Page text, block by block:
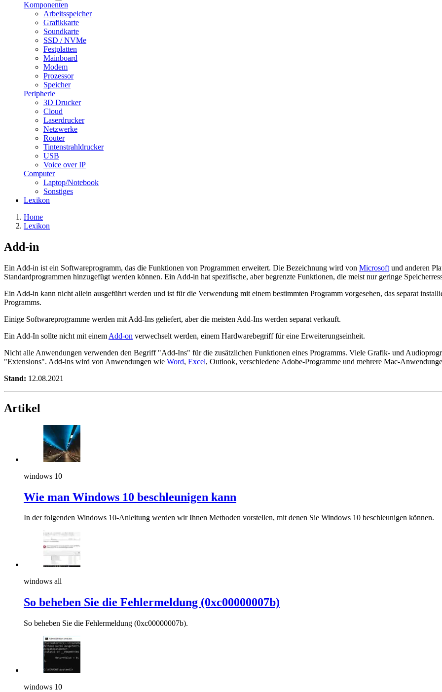
Komponenten
Arbeitsspeicher
Grafikkarte
Soundkarte
SSD / NVMe
Festplatten
Mainboard
Modem
Prozessor
Speicher
Peripherie
3D Drucker
Cloud
Laserdrucker
Netzwerke
Router
Tintenstrahldrucker
USB
Voice over IP
Computer
Laptop/Notebook
Sonstiges
Lexikon
Home
Lexikon
Add-in
Ein Add-in ist ein Softwareprogramm, das die Funktionen von Programmen erweitert. Die Bezeichnung wird von Microsoft und anderen
Standardprogrammen hinzugefügt werden können. Ein Add-in hat spezifische, aber begrenzte Funktionen, die meist nur geringe
Ein Add-in kann nicht allein ausgeführt werden und ist für die Verwendung mit einem bestimmten Programm vorgesehen, das separat
Programms.
Einige Softwareprogramme werden mit Add-Ins geliefert, aber die meisten Add-Ins werden separat verkauft.
Ein Add-In sollte nicht mit einem Add-on verwechselt werden, einem Hardwarebegriff für eine Erweiterungseinheit.
Nicht alle Anwendungen verwenden den Begriff "Add-Ins" für die zusätzlichen Funktionen eines Programms. Viele Grafik- und
"Extensions". Add-ins wird von Anwendungen wie Word, Excel, Outlook, verschiedene Adobe-Programme und mehrere Mac-
Stand: 12.08.2021
Artikel
windows 10
Wie man Windows 10 beschleunigen kann
In der folgenden Windows 10-Anleitung werden wir Ihnen Methoden vorstellen, mit denen Sie Windows 10 beschleunigen können.
windows all
So beheben Sie die Fehlermeldung (0xc00000007b)
So beheben Sie die Fehlermeldung (0xc00000007b).
windows 10